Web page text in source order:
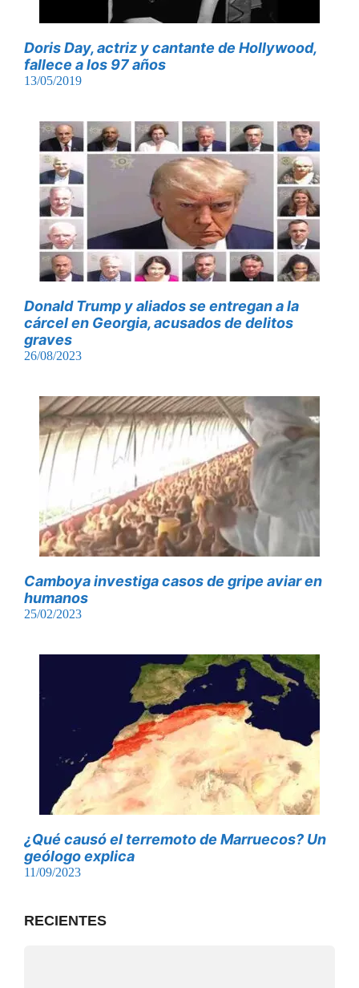
Doris Day, actriz y cantante de Hollywood,
fallece a los 97 años
13/05/2019
Donald Trump y aliados se entregan a la
cárcel en Georgia, acusados de delitos
graves
26/08/2023
Camboya investiga casos de gripe aviar en
humanos
25/02/2023
¿Qué causó el terremoto de Marruecos? Un
geólogo explica
11/09/2023
RECIENTES